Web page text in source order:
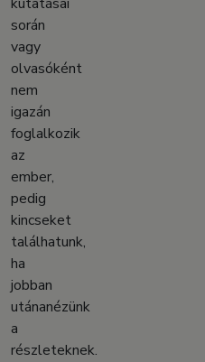
során
vagy
olvasóként
nem
igazán
foglalkozik
az
ember,
pedig
kincseket
találhatunk,
ha
jobban
utánanézünk
a
részleteknek.